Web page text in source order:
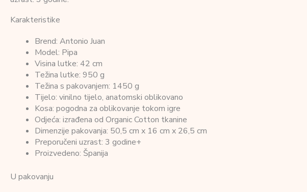
Karakteristike
Brend: Antonio Juan
Model: Pipa
Visina lutke: 42 cm
Težina lutke: 950 g
Težina s pakovanjem: 1450 g
Tijelo: vinilno tijelo, anatomski oblikovano
Kosa: pogodna za oblikovanje tokom igre
Odjeća: izrađena od Organic Cotton tkanine
Dimenzije pakovanja: 50,5 cm x 16 cm x 26,5 cm
Preporučeni uzrast: 3 godine+
Proizvedeno: Španija
U pakovanju